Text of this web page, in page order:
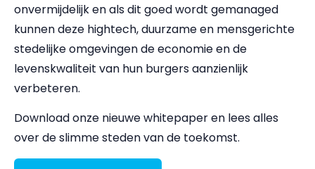
onvermijdelijk en als dit goed wordt gemanaged
kunnen deze hightech, duurzame en mensgerichte
stedelijke omgevingen de economie en de
levenskwaliteit van hun burgers aanzienlijk
verbeteren.
Download onze nieuwe whitepaper en lees alles
over de slimme steden van de toekomst.